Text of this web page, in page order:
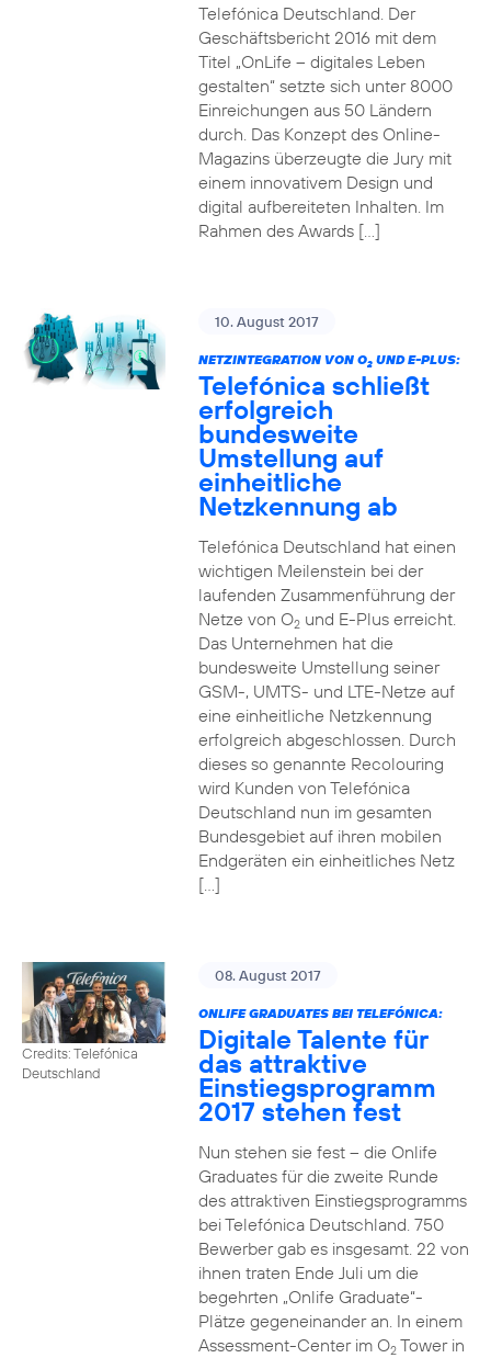
Telefónica Deutschland. Der
Geschäftsbericht 2016 mit dem
Titel „OnLife – digitales Leben
gestalten“ setzte sich unter 8000
Einreichungen aus 50 Ländern
durch. Das Konzept des Online-
Magazins überzeugte die Jury mit
einem innovativem Design und
digital aufbereiteten Inhalten. Im
Rahmen des Awards […]
10. August 2017
NETZINTEGRATION VON O2UND E-PLUS:
Telefónica schließt
erfolgreich
bundesweite
Umstellung auf
einheitliche
Netzkennung ab
Telefónica Deutschland hat einen
wichtigen Meilenstein bei der
laufenden Zusammenführung der
Netze von O2und E-Plus erreicht.
Das Unternehmen hat die
bundesweite Umstellung seiner
GSM-, UMTS- und LTE-Netze auf
eine einheitliche Netzkennung
erfolgreich abgeschlossen. Durch
dieses so genannte Recolouring
wird Kunden von Telefónica
Deutschland nun im gesamten
Bundesgebiet auf ihren mobilen
Endgeräten ein einheitliches Netz
[…]
Credits: Telefónica
Deutschland
08. August 2017
ONLIFE GRADUATES BEI TELEFÓNICA:
Digitale Talente für
das attraktive
Einstiegsprogramm
2017 stehen fest
Nun stehen sie fest – die Onlife
Graduates für die zweite Runde
des attraktiven Einstiegsprogramms
bei Telefónica Deutschland. 750
Bewerber gab es insgesamt. 22 von
ihnen traten Ende Juli um die
begehrten „Onlife Graduate“-
Plätze gegeneinander an. In einem
Assessment-Center im O2Tower in